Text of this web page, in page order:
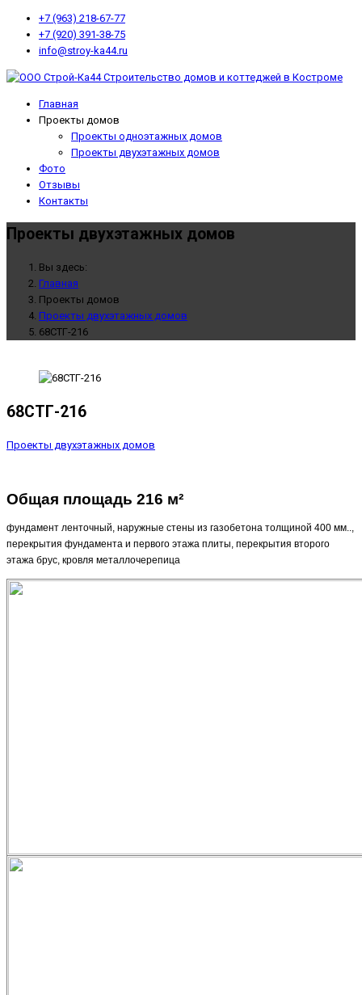
+7 (963) 218-67-77
+7 (920) 391-38-75
info@stroy-ka44.ru
Главная
Проекты домов
Проекты одноэтажных домов
Проекты двухэтажных домов
Фото
Отзывы
Контакты
Проекты двухэтажных домов
Вы здесь:
Главная
Проекты домов
Проекты двухэтажных домов
68СТГ-216
68СТГ-216
Проекты двухэтажных домов
Общая площадь 216 м²
фундамент ленточный, наружные стены из газобетона толщиной 400 мм..,
перекрытия фундамента и первого этажа плиты, перекрытия второго
этажа брус, кровля металлочерепица